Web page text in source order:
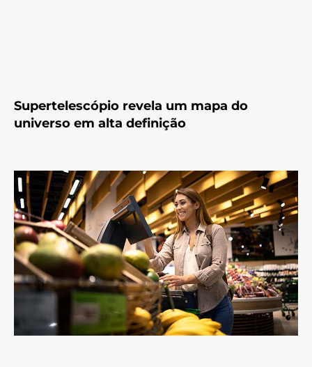
Supertelescópio revela um mapa do
universo em alta definição